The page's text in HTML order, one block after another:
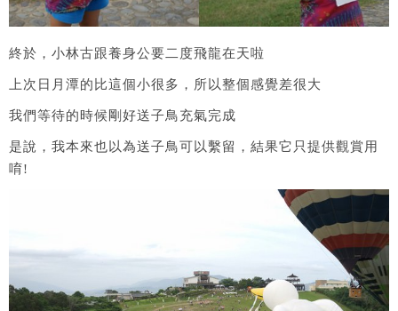
終於，小林古跟養身公要二度飛龍在天啦
上次日月潭的比這個小很多，所以整個感覺差很大
我們等待的時候剛好送子鳥充氣完成
是說，我本來也以為送子鳥可以繫留，結果它只提供觀賞用
唷!